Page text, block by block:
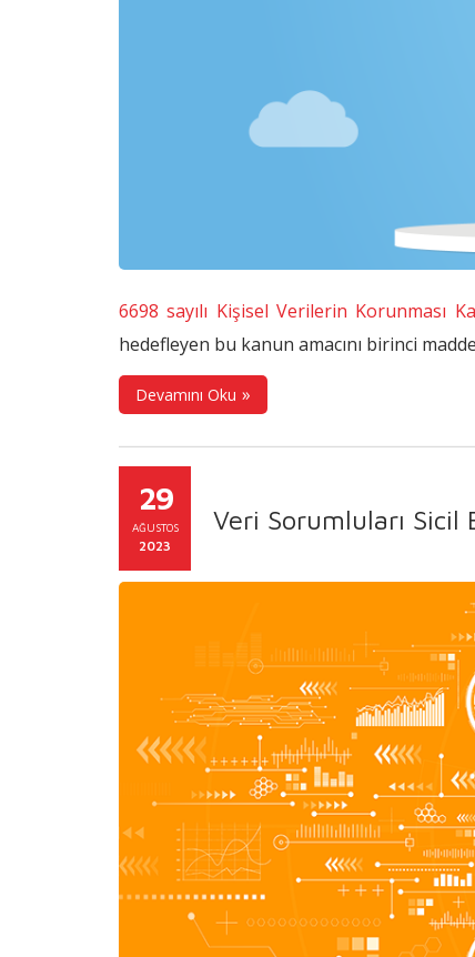
6698 sayılı Kişisel Verilerin Korunması
hedefleyen bu kanun amacını birinci
Devamını Oku
29
AĞUSTOS
2023
Veri Sorumluları